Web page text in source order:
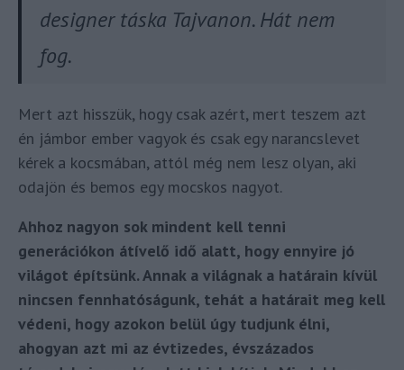
designer táska Tajvanon. Hát nem
fog.
Mert azt hisszük, hogy csak azért, mert teszem azt
én jámbor ember vagyok és csak egy narancslevet
kérek a kocsmában, attól még nem lesz olyan, aki
odajön és bemos egy mocskos nagyot.
Ahhoz nagyon sok mindent kell tenni
generációkon átívelő idő alatt, hogy ennyire jó
világot építsünk. Annak a világnak a határain kívül
nincsen fennhatóságunk, tehát a határait meg kell
védeni, hogy azokon belül úgy tudjunk élni,
ahogyan azt mi az évtizedes, évszázados